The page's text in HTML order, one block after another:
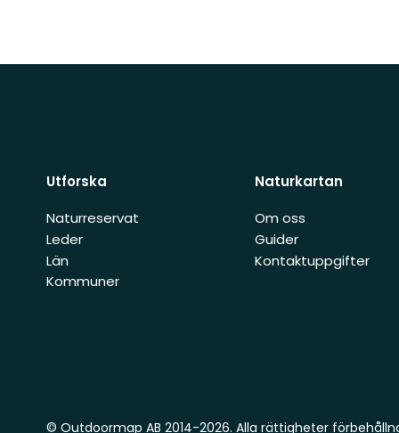
Utforska
Naturreservat
Leder
Län
Kommuner
Naturkartan
Om oss
Guider
Kontaktuppgifter
© Outdoormap AB 2014-2026. Alla rättigheter